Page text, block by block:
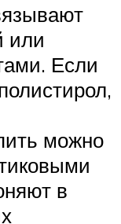
или
Если
можно
в